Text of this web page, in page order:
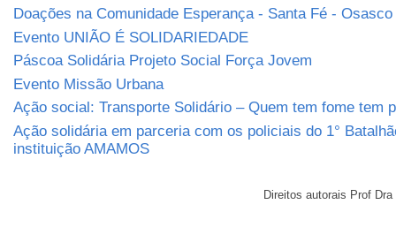
Doações na Comunidade Esperança - Santa Fé - Osasco
Evento UNIÃO É SOLIDARIEDADE
Páscoa Solidária Projeto Social Força Jovem
Evento Missão Urbana
Ação social: Transporte Solidário – Quem tem fome tem
Ação solidária em parceria com os policiais do 1°
instituição AMAMOS
Direitos autorais Prof